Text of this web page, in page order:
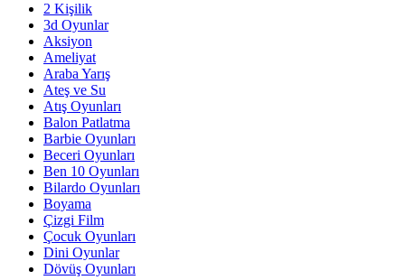
2 Kişilik
3d Oyunlar
Aksiyon
Ameliyat
Araba Yarış
Ateş ve Su
Atış Oyunları
Balon Patlatma
Barbie Oyunları
Beceri Oyunları
Ben 10 Oyunları
Bilardo Oyunları
Boyama
Çizgi Film
Çocuk Oyunları
Dini Oyunlar
Dövüş Oyunları